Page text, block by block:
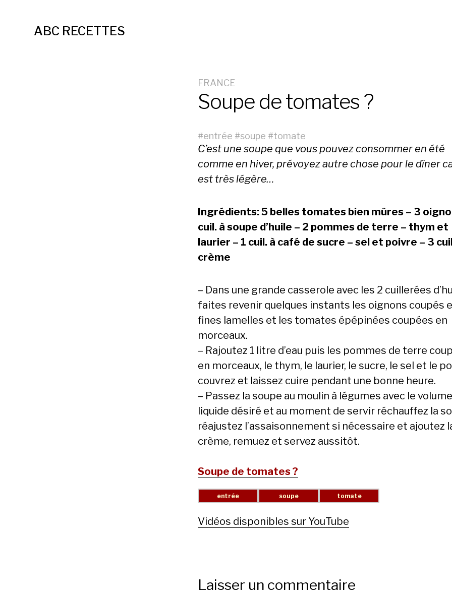
ABC RECETTES
FRANCE
Soupe de tomates ?
#entrée #soupe #tomate
C’est une soupe que vous pouvez consommer en été
comme en hiver, prévoyez autre chose pour le dîner
est très légère…
Ingrédients: 5 belles tomates bien mûres – 3
cuil. à soupe d’huile – 2 pommes de terre – thym et
laurier – 1 cuil. à café de sucre – sel et poivre – 3
crème
– Dans une grande casserole avec les 2 cuillerées
faites revenir quelques instants les oignons coupés
fines lamelles et les tomates épépinées coupées en
morceaux.
– Rajoutez 1 litre d’eau puis les pommes de terre
en morceaux, le thym, le laurier, le sucre, le sel et le
couvrez et laissez cuire pendant une bonne heure.
– Passez la soupe au moulin à légumes avec le
liquide désiré et au moment de servir réchauffez la
réajustez l’assaisonnement si nécessaire et ajoutez
crème, remuez et servez aussitôt.
Soupe de tomates ?
Vidéos disponibles sur YouTube
Laisser un commentaire